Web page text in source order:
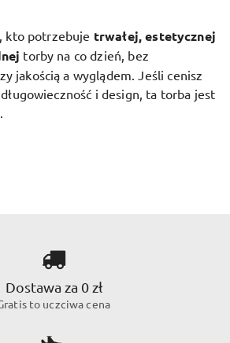
kto potrzebuje trwałej, estetycznej
torby na co dzień, bez
jakością a wyglądem. Jeśli cenisz
i design, ta torba jest
Dostawa za 0 zł
to uczciwa cena